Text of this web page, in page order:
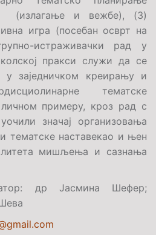
(излагање и вежбе), (3)
игра (посебан осврт на
истраживачки рад у
пракси служи да се
у заједничком креирању и
тематске
примеру, кроз рад с
значај организовања
тематске наставекао и њен
мишљења и сазнања
: др Јасмина Шефер;